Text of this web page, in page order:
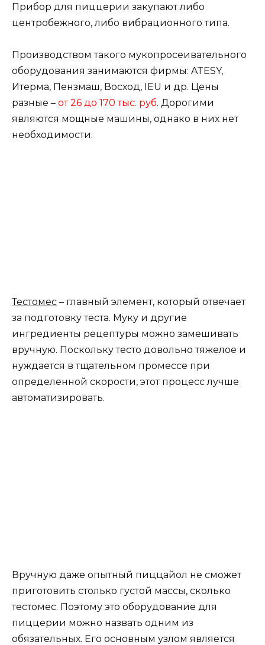
Прибор для пиццерии закупают либо
центробежного, либо вибрационного типа.
Производством такого мукопросеивательного
оборудования занимаются фирмы: ATESY,
Итерма, Пензмаш, Восход, IEU и др. Цены
разные – от 26 до 170 тыс. руб. Дорогими
являются мощные машины, однако в них нет
необходимости.
Тестомес – главный элемент, который отвечает
за подготовку теста. Муку и другие
ингредиенты рецептуры можно замешивать
вручную. Поскольку тесто довольно тяжелое и
нуждается в тщательном промессе при
определенной скорости, этот процесс лучше
автоматизировать.
Вручную даже опытный пиццайол не сможет
приготовить столько густой массы, сколько
тестомес. Поэтому это оборудование для
пиццерии можно назвать одним из
обязательных. Его основным узлом является